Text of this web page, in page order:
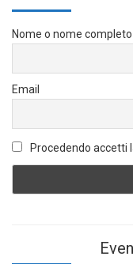
Nome o nome completo
Email
Procedendo accetti